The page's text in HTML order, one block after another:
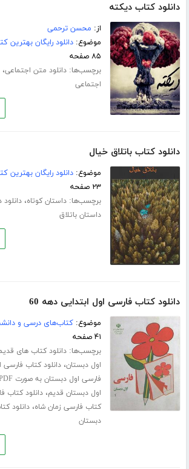
دانلود کتاب دیکته
از: محسن ترحمی
موضوع:دانلود رایگان بهترین
۸۵ صفحه
برچسب‌ها:دانلود متن اجتماعی،
اجتماعی
دانلود کتاب باتلاق خیال
موضوع:دانلود رایگان بهترین
۲۳ صفحه
برچسب‌ها:داستان کوتاه،دانلود
داستان باتلاق
دانلود کتاب فارسی اول ابتدایی دهه 60
موضوع:کتاب‌های درسی و
۴۱ صفحه
برچسب‌ها:دانلود کتاب های
اول دبستان،دانلود کتاب فارسی
فارسی اول دبستان به صورت PDF
اول دبستان قدیم،دانلود کتاب
کتاب فارسی زمان شاه،دانلود
دبستان